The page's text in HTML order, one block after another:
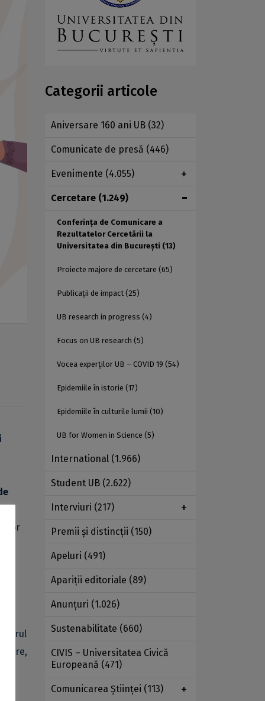
Categorii articole
Aniversare 160 ani UB (32)
Comunicate de presă (446)
Evenimente (4.055)
Cercetare (1.249)
Conferința de Comunicare a
Rezultatelor Cercetării la
Universitatea din București (13)
Proiecte majore de cercetare (65)
Publicații de impact (25)
UB research in progress (4)
Focus on UB research (5)
Vocea experților UB – COVID 19 (54)
Epidemiile în istorie (17)
Epidemiile în culturile lumii (10)
UB for Women in Science (5)
International (1.966)
Student UB (2.622)
Interviuri (217)
Premii şi distincţii (150)
Apeluri (491)
Apariţii editoriale (89)
Anunţuri (1.026)
Sustenabilitate (660)
CIVIS – Universitatea Civică
Europeană (471)
Comunicarea Ştiinţei (113)